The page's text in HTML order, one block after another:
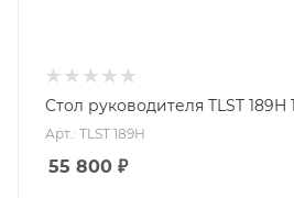
Стол руководителя TLST 189H
Арт.: TLST 189H
55 800 ₽